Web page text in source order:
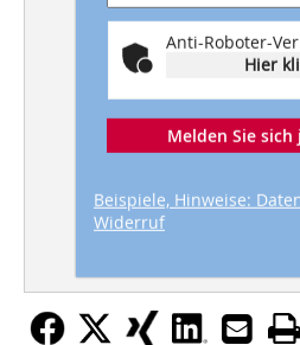
für
Anti-Roboter-
Hier
Melden Sie
Beispiele, Hinweise:
Widerruf